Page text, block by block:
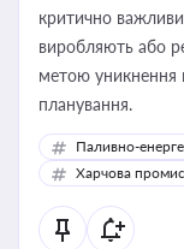
критично
виробляють або
метою уникнення
планування.
Паливно-
Харчова